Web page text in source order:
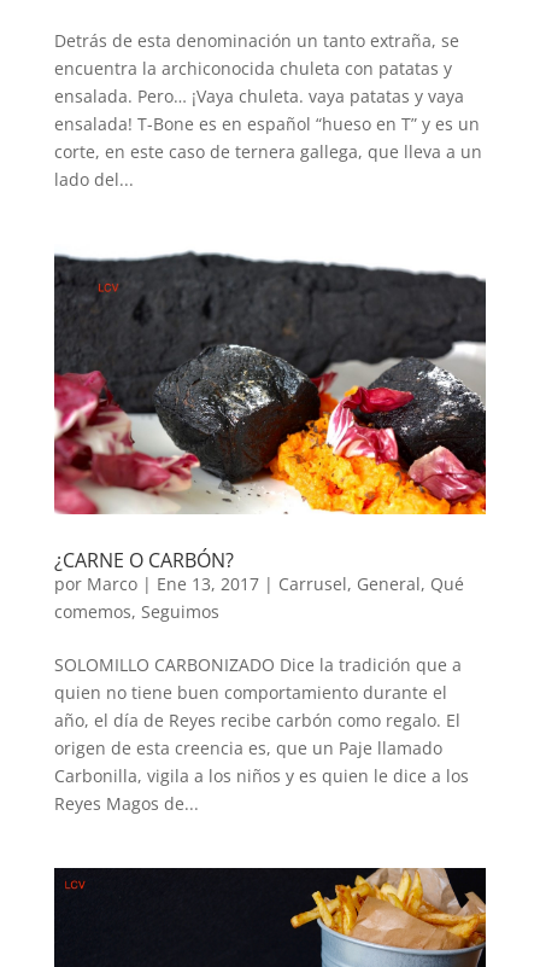
Detrás de esta denominación un tanto extraña, se
encuentra la archiconocida chuleta con patatas y
ensalada. Pero… ¡Vaya chuleta. vaya patatas y vaya
ensalada! T-Bone es en español “hueso en T” y es un
corte, en este caso de ternera gallega, que lleva a un
lado del...
¿CARNE O CARBÓN?
por Marco| Ene 13, 2017| Carrusel, General, Qué
comemos, Seguimos
SOLOMILLO CARBONIZADO Dice la tradición que a
quien no tiene buen comportamiento durante el
año, el día de Reyes recibe carbón como regalo. El
origen de esta creencia es, que un Paje llamado
Carbonilla, vigila a los niños y es quien le dice a los
Reyes Magos de...